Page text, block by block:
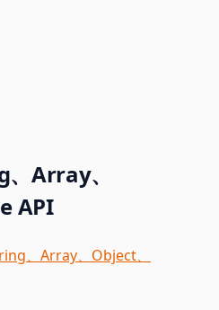
Array、
API
、Array、Object、